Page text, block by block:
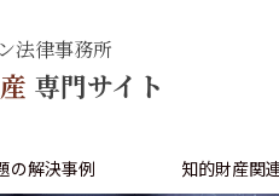
法律事務所
専門サイト
の解決事例 知的財産関